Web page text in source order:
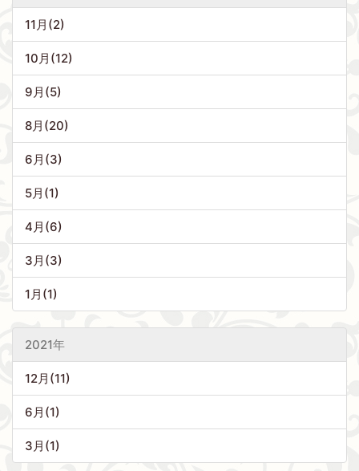
11月(2)
10月(12)
9月(5)
8月(20)
6月(3)
5月(1)
4月(6)
3月(3)
1月(1)
2021年
12月(11)
6月(1)
3月(1)